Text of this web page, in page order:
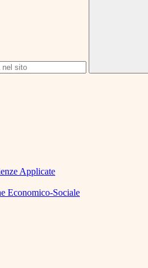
Applicate
Economico-Sociale